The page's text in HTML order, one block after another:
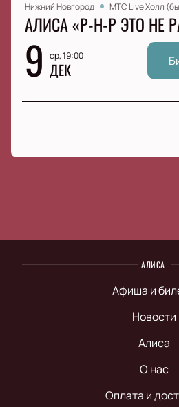
Нижний Новгород МТС Live Холл
АЛИСА «Р-Н-Р ЭТО НЕ
9 ср, 19:00
ДЕК
АЛИСА
Афиша и
Новости
Алиса
О нас
Оплата и